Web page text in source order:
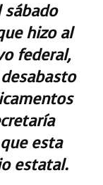
sábado
hizo al
federal,
esta
estatal.